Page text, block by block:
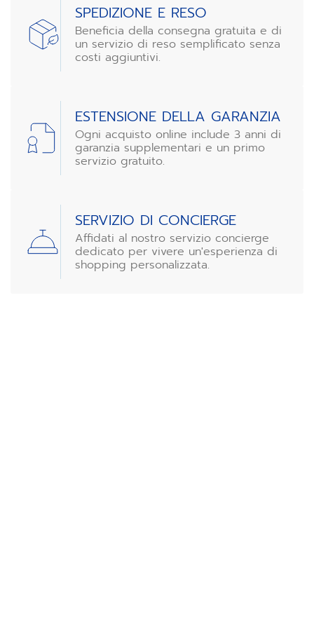
SPEDIZIONE E RESO
Beneficia della consegna gratuita e di
un servizio di reso semplificato senza
costi aggiuntivi.
ESTENSIONE DELLA GARANZIA
Ogni acquisto online include 3 anni di
garanzia supplementari e un primo
servizio gratuito.
SERVIZIO DI CONCIERGE
Affidati al nostro servizio concierge
dedicato per vivere un'esperienza di
shopping personalizzata.